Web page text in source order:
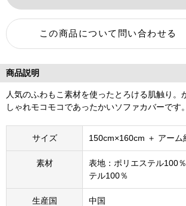
商品説明
人気のふわもこ素材を使ったとろける肌触り。
しゃれモコモコであったかいソファカバーです。
サイズ 150cm×160cm ＋ アーム
素材
表地：ポリエステル100
テル100％
生産国 中国